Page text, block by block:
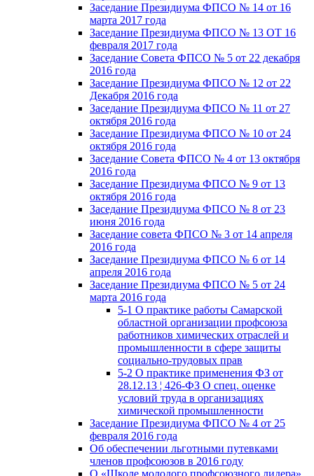
Заседание Президиума ФПСО № 14 от 16
марта 2017 года
Заседание Президиума ФПСО № 13 ОТ 16
февраля 2017 года
Заседание Совета ФПСО № 5 от 22 декабря
2016 года
Заседание Президиума ФПСО № 12 от 22
Декабря 2016 года
Заседание Президиума ФПСО № 11 от 27
октября 2016 года
Заседание Президиума ФПСО № 10 от 24
октября 2016 года
Заседание Совета ФПСО № 4 от 13 октября
2016 года
Заседание Президиума ФПСО № 9 от 13
октября 2016 года
Заседание Президиума ФПСО № 8 от 23
июня 2016 года
Заседание совета ФПСО № 3 от 14 апреля
2016 года
Заседание Президиума ФПСО № 6 от 14
апреля 2016 года
Заседание Президиума ФПСО № 5 от 24
марта 2016 года
5-1 О практике работы Самарской
областной организации профсоюза
работников химических отраслей и
промышленности в сфере защиты
социально-трудовых прав
5-2 О практике применения ФЗ от
28.12.13 ¦ 426-ФЗ О спец. оценке
условий труда в организациях
химической промышленности
Заседание Президиума ФПСО № 4 от 25
февраля 2016 года
Об обеспечении льготными путевками
членов профсоюзов в 2016 году
О «Школе молодого профсоюзного лидера»